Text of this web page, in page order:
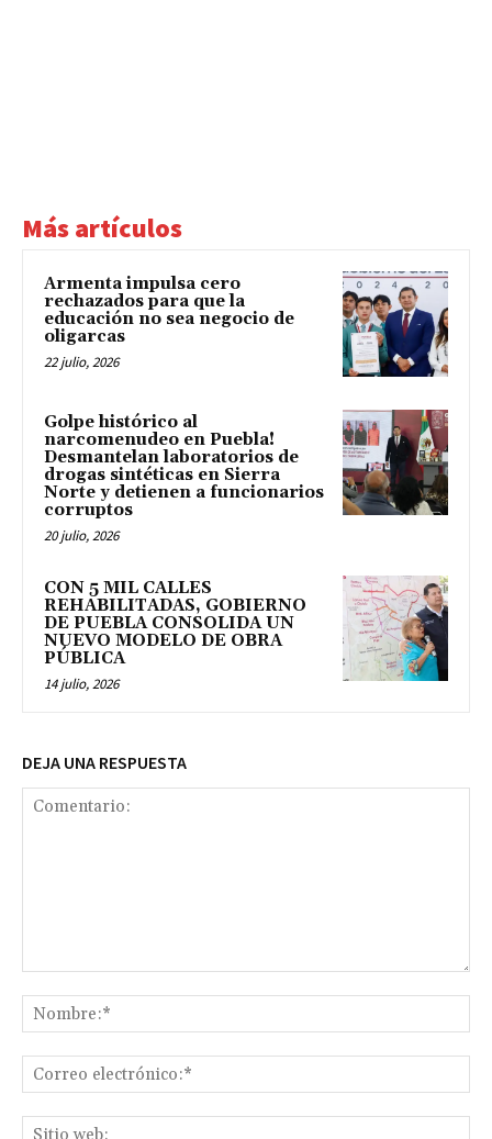
Más artículos
Armenta impulsa cero
rechazados para que la
educación no sea negocio de
oligarcas
22 julio, 2026
Golpe histórico al
narcomenudeo en Puebla!
Desmantelan laboratorios de
drogas sintéticas en Sierra
Norte y detienen a funcionarios
corruptos
20 julio, 2026
CON 5 MIL CALLES
REHABILITADAS, GOBIERNO
DE PUEBLA CONSOLIDA UN
NUEVO MODELO DE OBRA
PÚBLICA
14 julio, 2026
DEJA UNA RESPUESTA